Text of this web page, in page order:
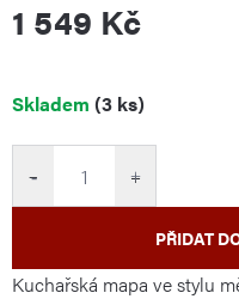
1 549 Kč
Měrná
Skladem (3 ks)
+
−
PŘIDAT
Kuchařská mapa ve stylu